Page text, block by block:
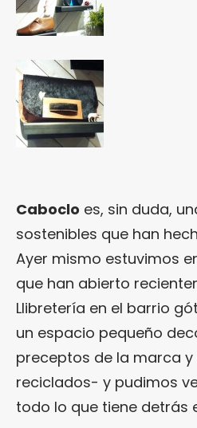
Caboclo es, sin duda,
sostenibles que han
Ayer mismo estuvimos
que han abierto
Llibretería en el barrio
un espacio pequeño
preceptos de la marca
reciclados- y pudimos
todo lo que tiene detrás